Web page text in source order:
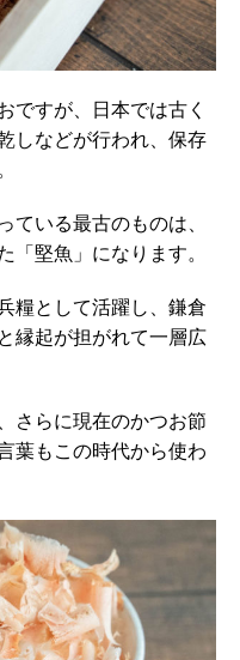
ですが、日本では古く
しなどが行われ、保存
いる最古のものは、
堅魚」になります。
糧として活躍し、鎌倉
縁起が担がれて一層広
さらに現在のかつお節
葉もこの時代から使わ